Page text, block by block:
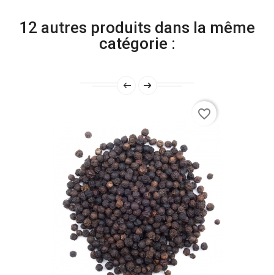
12 autres produits dans la même
catégorie :
favorite_border